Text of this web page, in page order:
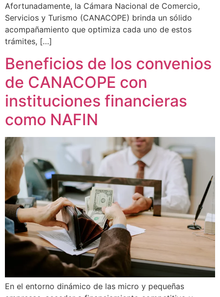
Afortunadamente, la Cámara Nacional de Comercio,
Servicios y Turismo (CANACOPE) brinda un sólido
acompañamiento que optimiza cada uno de estos
trámites, […]
Beneficios de los convenios
de CANACOPE con
instituciones financieras
como NAFIN
En el entorno dinámico de las micro y pequeñas